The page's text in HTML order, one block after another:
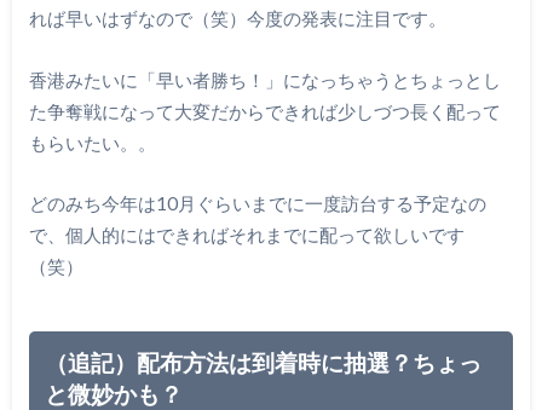
れば早いはずなので（笑）今度の発表に注目です。
香港みたいに「早い者勝ち！」になっちゃうとちょっとし
た争奪戦になって大変だからできれば少しづつ長く配って
もらいたい。。
どのみち今年は10月ぐらいまでに一度訪台する予定なの
で、個人的にはできればそれまでに配って欲しいです
（笑）
（追記）配布方法は到着時に抽選？ちょっ
と微妙かも？